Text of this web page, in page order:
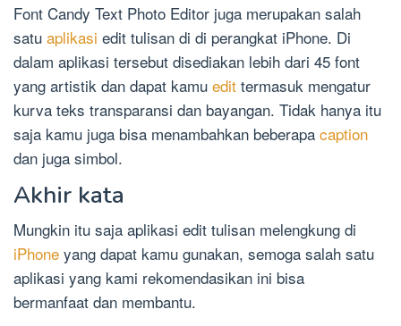
Font Candy Text Photo Editor juga merupakan salah
satu aplikasi edit tulisan di di perangkat iPhone. Di
dalam aplikasi tersebut disediakan lebih dari 45 font
yang artistik dan dapat kamu edit termasuk mengatur
kurva teks transparansi dan bayangan. Tidak hanya itu
saja kamu juga bisa menambahkan beberapa caption
dan juga simbol.
Akhir kata
Mungkin itu saja aplikasi edit tulisan melengkung di
iPhone yang dapat kamu gunakan, semoga salah satu
aplikasi yang kami rekomendasikan ini bisa
bermanfaat dan membantu.